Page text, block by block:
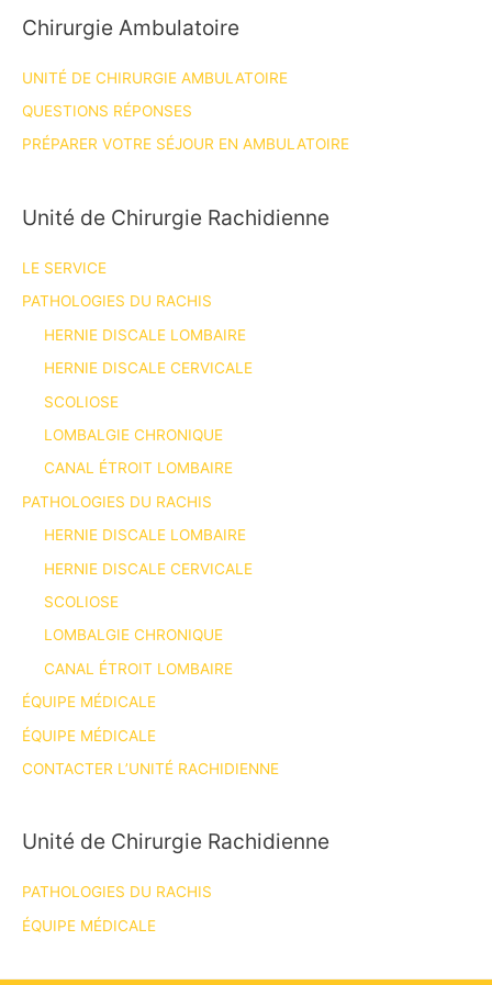
Chirurgie Ambulatoire
UNITÉ DE CHIRURGIE AMBULATOIRE
QUESTIONS RÉPONSES
PRÉPARER VOTRE SÉJOUR EN AMBULATOIRE
Unité de Chirurgie Rachidienne
LE SERVICE
PATHOLOGIES DU RACHIS
HERNIE DISCALE LOMBAIRE
HERNIE DISCALE CERVICALE
SCOLIOSE
LOMBALGIE CHRONIQUE
CANAL ÉTROIT LOMBAIRE
PATHOLOGIES DU RACHIS
HERNIE DISCALE LOMBAIRE
HERNIE DISCALE CERVICALE
SCOLIOSE
LOMBALGIE CHRONIQUE
CANAL ÉTROIT LOMBAIRE
ÉQUIPE MÉDICALE
ÉQUIPE MÉDICALE
CONTACTER L’UNITÉ RACHIDIENNE
Unité de Chirurgie Rachidienne
PATHOLOGIES DU RACHIS
ÉQUIPE MÉDICALE